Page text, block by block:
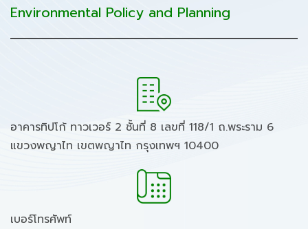
Environmental Policy and Planning
อาคารทิปโก้ ทาวเวอร์ 2 ชั้นที่ 8 เลขที่ 118/1 ถ.พระราม 6
แขวงพญาไท เขตพญาไท กรุงเทพฯ 10400
เบอร์โทรศัพท์